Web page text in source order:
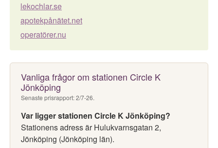
lekochlar.se
apotekpånätet.net
operatörer.nu
Vanliga frågor om stationen Circle K
Jönköping
Senaste prisrapport: 2/7-26.
Var ligger stationen Circle K Jönköping?
Stationens adress är Hulukvarnsgatan 2,
Jönköping (Jönköping län).